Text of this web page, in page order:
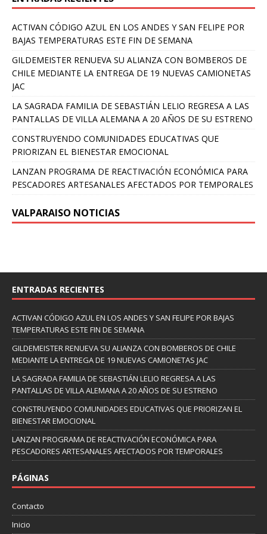
ACTIVAN CÓDIGO AZUL EN LOS ANDES Y SAN FELIPE POR
BAJAS TEMPERATURAS ESTE FIN DE SEMANA
GILDEMEISTER RENUEVA SU ALIANZA CON BOMBEROS DE
CHILE MEDIANTE LA ENTREGA DE 19 NUEVAS CAMIONETAS
JAC
LA SAGRADA FAMILIA DE SEBASTIÁN LELIO REGRESA A LAS
PANTALLAS DE VILLA ALEMANA A 20 AÑOS DE SU ESTRENO
CONSTRUYENDO COMUNIDADES EDUCATIVAS QUE
PRIORIZAN EL BIENESTAR EMOCIONAL
LANZAN PROGRAMA DE REACTIVACIÓN ECONÓMICA PARA
PESCADORES ARTESANALES AFECTADOS POR TEMPORALES
VALPARAISO NOTICIAS
ENTRADAS RECIENTES
ACTIVAN CÓDIGO AZUL EN LOS ANDES Y SAN FELIPE POR BAJAS
TEMPERATURAS ESTE FIN DE SEMANA
GILDEMEISTER RENUEVA SU ALIANZA CON BOMBEROS DE CHILE
MEDIANTE LA ENTREGA DE 19 NUEVAS CAMIONETAS JAC
LA SAGRADA FAMILIA DE SEBASTIÁN LELIO REGRESA A LAS
PANTALLAS DE VILLA ALEMANA A 20 AÑOS DE SU ESTRENO
CONSTRUYENDO COMUNIDADES EDUCATIVAS QUE PRIORIZAN EL
BIENESTAR EMOCIONAL
LANZAN PROGRAMA DE REACTIVACIÓN ECONÓMICA PARA
PESCADORES ARTESANALES AFECTADOS POR TEMPORALES
PÁGINAS
Contacto
Inicio